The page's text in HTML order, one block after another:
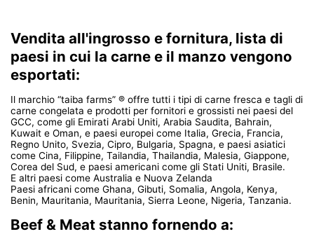
Vendita all'ingrosso e fornitura, lista di
paesi in cui la carne e il manzo vengono
esportati:
Il marchio “taiba farms” ® offre tutti i tipi di carne fresca e tagli di
carne congelata e prodotti per fornitori e grossisti nei paesi del
GCC, come gli Emirati Arabi Uniti, Arabia Saudita, Bahrain,
Kuwait e Oman, e paesi europei come Italia, Grecia, Francia,
Regno Unito, Svezia, Cipro, Bulgaria, Spagna, e paesi asiatici
come Cina, Filippine, Tailandia, Thailandia, Malesia, Giappone,
Corea del Sud, e paesi americani come gli Stati Uniti, Brasile.
E altri paesi come Australia e Nuova Zelanda
Paesi africani come Ghana, Gibuti, Somalia, Angola, Kenya,
Benin, Mauritania, Mauritania, Sierra Leone, Nigeria, Tanzania.
Beef & Meat stanno fornendo a: